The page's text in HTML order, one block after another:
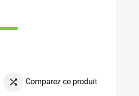
 Comparez ce produit